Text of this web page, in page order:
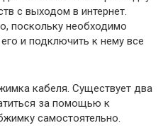
с выходом в интернет.
поскольку необходимо
и подключить к нему все
кабеля. Существует два
за помощью к
самостоятельно.